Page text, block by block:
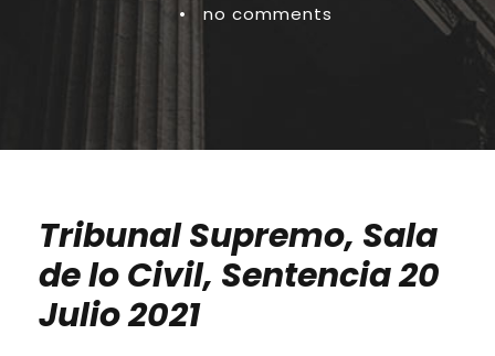
•
no comments
Tribunal Supremo, Sala
de lo Civil, Sentencia 20
Julio 2021